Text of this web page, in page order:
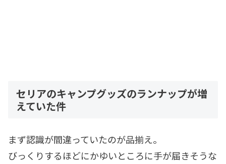
セリアのキャンプグッズのランナップが増
えていた件
まず認識が間違っていたのが品揃え。
びっくりするほどにかゆいところに手が届きそうな